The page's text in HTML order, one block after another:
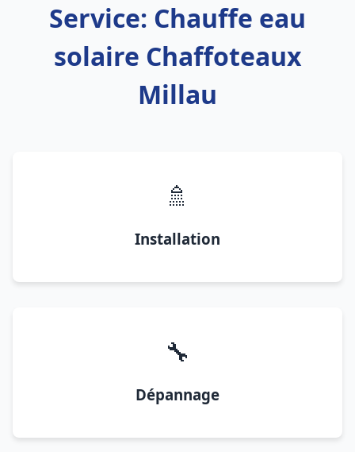
Service: Chauffe eau
solaire Chaffoteaux
Millau
🚿
Installation
🔧
Dépannage